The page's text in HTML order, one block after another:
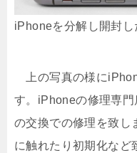
iPhoneを分解し開封し
上の写真の様に
す。iPhoneの修理専
の交換での修理を致し
に触れたり初期化など